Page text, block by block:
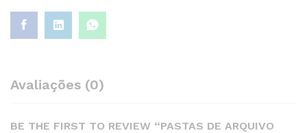
Avaliações (0)
BE THE FIRST TO REVIEW “PASTAS DE ARQUIVO